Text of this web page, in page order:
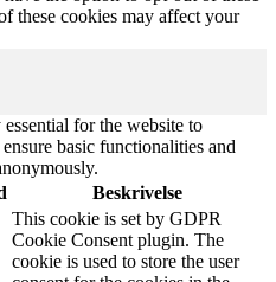
these cookies may affect your
for the website to
basic functionalities and
Beskrivelse
This cookie is set by GDPR
Cookie Consent plugin. The
cookie is used to store the user